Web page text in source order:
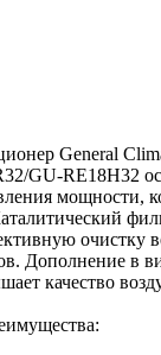
General
GU-RE18H32
мощности,
очистку
Дополнение в
качество